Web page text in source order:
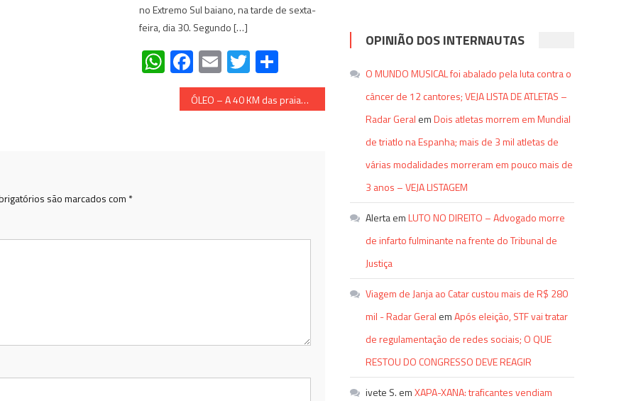
no Extremo Sul baiano, na tarde de sexta-
feira, dia 30. Segundo […]
WhatsApp
Facebook
EmailTwitter
ÓLEO – A 40 KM das praias de Conceição da Barra
são marcados com *
OPINIÃO DOS INTERNAUTAS
O MUNDO MUSICAL foi abalado pela luta contra o
câncer de 12 cantores; VEJA LISTA DE ATLETAS –
Radar Geral emDois atletas morrem em Mundial
de triatlo na Espanha; mais de 3 mil atletas de
várias modalidades morreram em pouco mais de
3 anos – VEJA LISTAGEM
AlertaemLUTO NO DIREITO – Advogado morre
de infarto fulminante na frente do Tribunal de
Justiça
Viagem de Janja ao Catar custou mais de R$ 280
mil - Radar Geral emApós eleição, STF vai tratar
de regulamentação de redes sociais; O QUE
RESTOU DO CONGRESSO DEVE REAGIR
ivete S. emXAPA-XANA: traficantes vendiam